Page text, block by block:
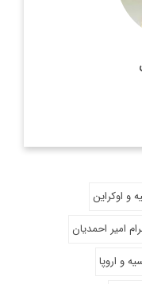
و اوکراین
امیر احمدیان
و اروپا